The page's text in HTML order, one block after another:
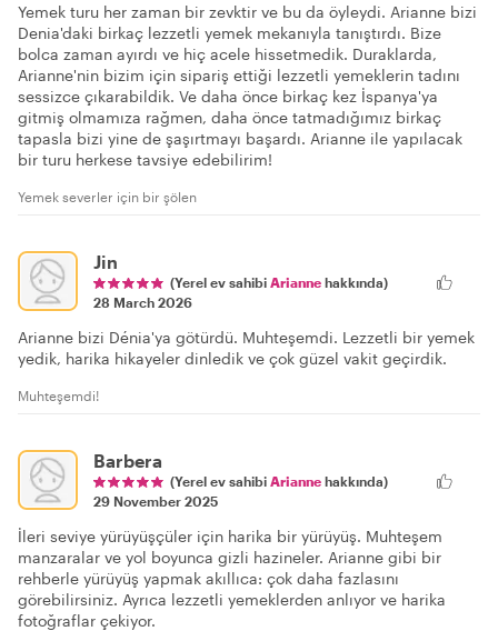
Yemek turu her zaman bir zevktir ve bu da öyleydi. Arianne bizi
Denia'daki birkaç lezzetli yemek mekanıyla tanıştırdı. Bize
bolca zaman ayırdı ve hiç acele hissetmedik. Duraklarda,
Arianne'nin bizim için sipariş ettiği lezzetli yemeklerin tadını
sessizce çıkarabildik. Ve daha önce birkaç kez İspanya'ya
gitmiş olmamıza rağmen, daha önce tatmadığımız birkaç
tapasla bizi yine de şaşırtmayı başardı. Arianne ile yapılacak
bir turu herkese tavsiye edebilirim!
Yemek severler için bir şölen
Jin
(Yerel ev sahibi Arianne hakkında)
28 March 2026
Arianne bizi Dénia'ya götürdü. Muhteşemdi. Lezzetli bir yemek
yedik, harika hikayeler dinledik ve çok güzel vakit geçirdik.
Muhteşemdi!
Barbera
(Yerel ev sahibi Arianne hakkında)
29 November 2025
İleri seviye yürüyüşçüler için harika bir yürüyüş. Muhteşem
manzaralar ve yol boyunca gizli hazineler. Arianne gibi bir
rehberle yürüyüş yapmak akıllıca: çok daha fazlasını
görebilirsiniz. Ayrıca lezzetli yemeklerden anlıyor ve harika
fotoğraflar çekiyor.